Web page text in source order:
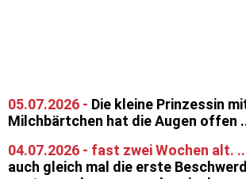
05.07.2026 - Die kleine Prinzessin
Milchbärtchen hat die Augen offen
04.07.2026 - fast zwei Wochen alt.
auch gleich mal die erste